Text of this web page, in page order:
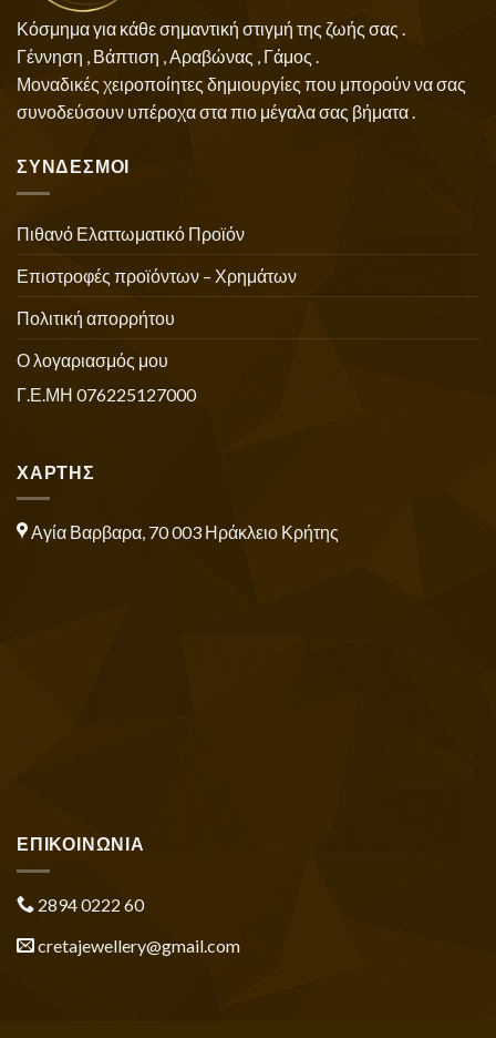
Κόσμημα για κάθε σημαντική στιγμή της ζωής σας .
Γέννηση , Βάπτιση , Αραβώνας , Γάμος .
Μοναδικές χειροποίητες δημιουργίες που μπορούν να σας
συνοδεύσουν υπέροχα στα πιο μέγαλα σας βήματα .
ΣΥΝΔΕΣΜΟΙ
Πιθανό Ελαττωματικό Προϊόν
Επιστροφές προϊόντων – Χρημάτων
Πολιτική απορρήτου
Ο λογαριασμός μου
Γ.Ε.ΜΗ 076225127000
ΧΑΡΤΗΣ
Αγία Βαρβαρα, 70 003 Ηράκλειο Κρήτης
ΕΠΙΚΟΙΝΩΝΙΑ
2894 0222 60
cretajewellery@gmail.com